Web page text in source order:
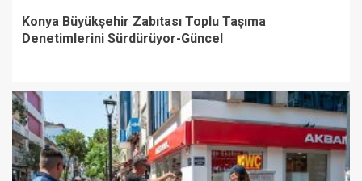
Konya Büyükşehir Zabıtası Toplu Taşıma
Denetimlerini Sürdürüyor-Güncel